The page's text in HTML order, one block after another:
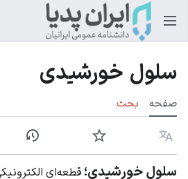
سلول خورشیدی
صفحه بحث
زبان پیگیری نمایش
سلول خورشیدی؛ قطعه‌ای